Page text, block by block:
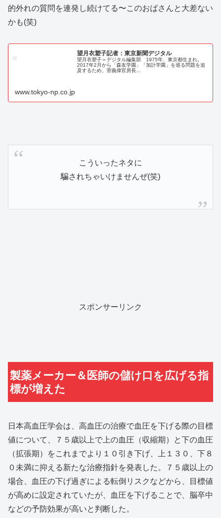
的外れの質問を連発し続けてる〜このおばさんと大差ない
かも(笑)
望月衣塑子記者：東京新聞デジタル
望月衣塑子＝デジタル編集部 1975年、東京都生まれ。
2017年2月から「森友学園」「加計学園」を巡る問題を追
及するため、菅義偉官房長...
www.tokyo-np.co.jp
こういったネタに
騙されちゃいけませんぜ(笑)
スポンサーリンク
製薬メーカー＆医師の儲け口を広げる指
標が増えた
日本高血圧学会は、高血圧の治療で血圧を下げる際の目標
値について、７５歳以上で上の血圧（収縮期）と下の血圧
（拡張期）をこれまでより１０引き下げ、上１３０、下８
０未満に抑える新たな治療指針を発表した。７５歳以上の
場合、血圧の下げ過ぎによる転倒リスクなどから、目標値
が高めに設定されていたが、血圧を下げることで、脳卒中
などの予防効果が高いと判断した。